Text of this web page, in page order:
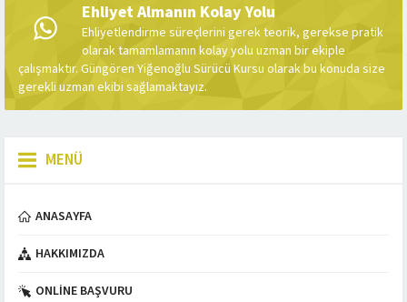
Ehliyet Almanın Kolay Yolu
Ehliyetlendirme süreçlerini gerek teorik, gerekse pratik
olarak tamamlamanın kolay yolu uzman bir ekiple
çalışmaktır. Güngören Yiğenoğlu Sürücü Kursu olarak bu konuda size
gerekli uzman ekibi sağlamaktayız.
MENÜ
ANASAYFA
HAKKIMIZDA
ONLINE BAŞVURU